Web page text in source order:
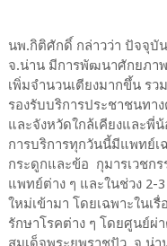
นพ.กิติศักดิ์ กล่าวว่า ปัจจุบั
จ.น่าน มีการพัฒนาศักยภาพ
เพิ่มจำนวนเตียงมากขึ้น รว
รองรับบริการประชาชนทา
และจังหวัดใกล้เคียงและพี่
การบริการทุกวันนี้มีแพทย์เ
กระดูกและข้อ กุมารเวชก
แพทย์ต่าง ๆ และในช่วง 2-
ใหม่เข้ามา โดยเฉพาะในเ
รักษาโรคต่าง ๆ โดยศูนย์ผ่